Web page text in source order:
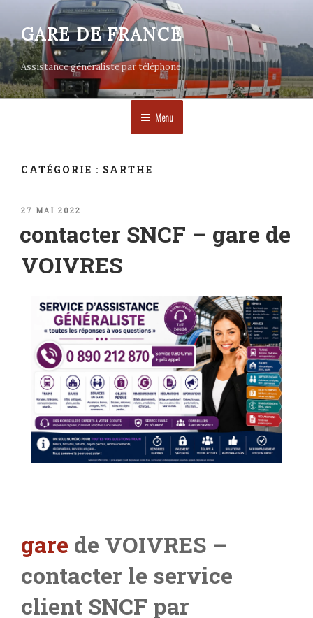
contenu
principal
GARE DE FRANCE
Assistance généraliste par téléphone
Menu
CATÉGORIE : SARTHE
PUBLIÉ
27 MAI 2022
contacter SNCF – gare de
VOIVRES
gare de VOIVRES –
contacter le service
client SNCF par